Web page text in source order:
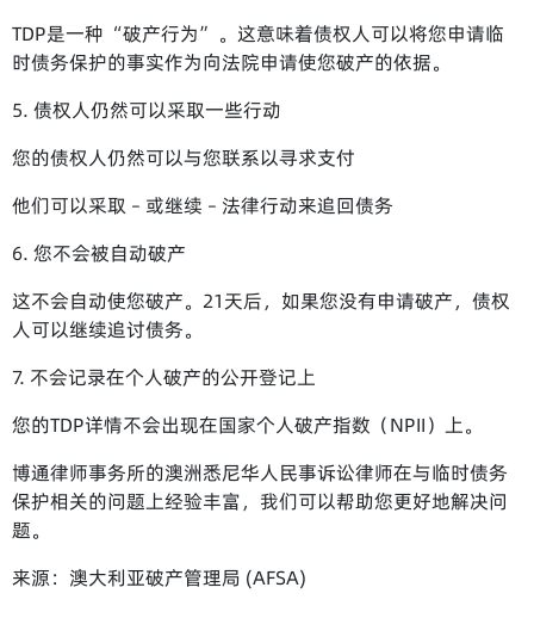
TDP是一种“破产行为”。这意味着债权人可以将您申请临
时债务保护的事实作为向法院申请使您破产的依据。
5. 债权人仍然可以采取一些行动
您的债权人仍然可以与您联系以寻求支付
他们可以采取 – 或继续 – 法律行动来追回债务
6. 您不会被自动破产
这不会自动使您破产。21天后，如果您没有申请破产，债权
人可以继续追讨债务。
7. 不会记录在个人破产的公开登记上
您的TDP详情不会出现在国家个人破产指数（NPII）上。
博通律师事务所的澳洲悉尼华人民事诉讼律师在与临时债务
保护相关的问题上经验丰富，我们可以帮助您更好地解决问
题。
来源： 澳大利亚破产管理局 (AFSA)